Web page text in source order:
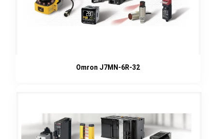
Omron J7MN-6R-32